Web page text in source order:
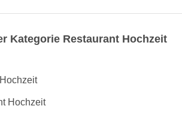
Kategorie Restaurant Hochzeit
Hochzeit